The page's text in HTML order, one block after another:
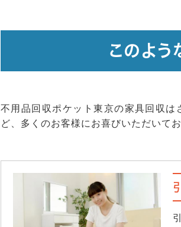
このよ
不用品回収ポケット東京の家具回収
ど、多くのお客様にお喜びいただいてお